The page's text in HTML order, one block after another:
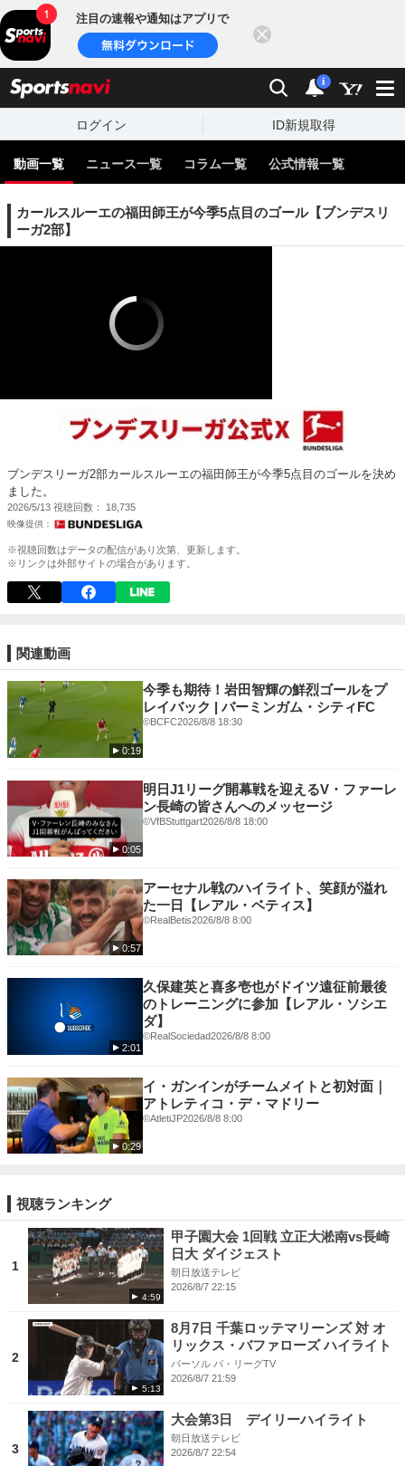
注目の速報や通知はアプリで
検索 通知
i
ログイン ID新規取得
動画一覧 ニュース一覧 コラム一覧 公式情報一覧
カールスルーエの福田師王が今季5点目のゴール【ブンデスリ
ーガ2部】
ブンデスリーガ2部カールスルーエの福田師王が今季5点目のゴールを決め
ました。
2026/5/13 視聴回数 18,735
※視聴回数はデータの配信があり次第、更新します。
※リンクは外部サイトの場合があります。
関連動画
0:19
今季も期待！岩田智輝の鮮烈ゴールをプ
レイバック | バーミンガム・シティFC
©BCFC2026/8/8 18:30
0:05
明日J1リーグ開幕戦を迎えるV・ファーレ
ン長崎の皆さんへのメッセージ
©VfBStuttgart2026/8/8 18:00
0:57
アーセナル戦のハイライト、笑顔が溢れ
た一日【レアル・ベティス】
©RealBetis2026/8/8 8:00
2:01
久保建英と喜多壱也がドイツ遠征前最後
のトレーニングに参加【レアル・ソシエ
ダ】
©RealSociedad2026/8/8 8:00
0:29
イ・ガンインがチームメイトと初対面｜
アトレティコ・デ・マドリー
©️AtletiJP2026/8/8 8:00
視聴ランキング
1
4:59
甲子園大会 1回戦 立正大淞南vs長崎
日大 ダイジェスト
朝日放送テレビ
2026/8/7 22:15
2
5:13
8月7日 千葉ロッテマリーンズ 対 オ
リックス・バファローズ ハイライト
パーソル パ・リーグTV
2026/8/7 21:59
3
大会第3日 デイリーハイライト
朝日放送テレビ
2026/8/7 22:54